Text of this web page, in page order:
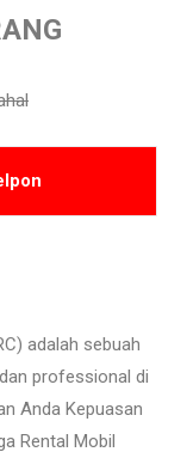
adalah sebuah
professional di
Anda Kepuasan
Rental Mobil